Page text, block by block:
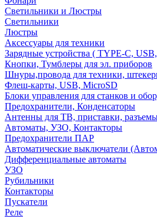
Светильники и Люстры
Светильники
Люстры
Аксессуары для техники
Зарядные устройства ( TYPE-C,
Кнопки, Тумблеры для эл. приборов
Шнуры,провода для техники,
Флеш-карты, USB, MicroSD
Блоки управления для станков и
Предохранители, Конденсаторы
Антенны для ТВ, приставки,
Автоматы, УЗО, Контакторы
Предохранители ПАР
Автоматические выключатели
Дифференциальные автоматы
УЗО
Рубильники
Контакторы
Пускатели
Реле